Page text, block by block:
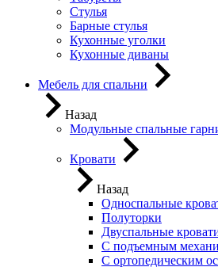
Стулья
Барные стулья
Кухонные уголки
Кухонные диваны
Мебель для спальни
Назад
Модульные спальные
Кровати
Назад
Односпальные
Полуторки
Двуспальные
С подъемным
С ортопедическим